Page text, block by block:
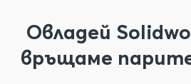
Овладей
връщаме